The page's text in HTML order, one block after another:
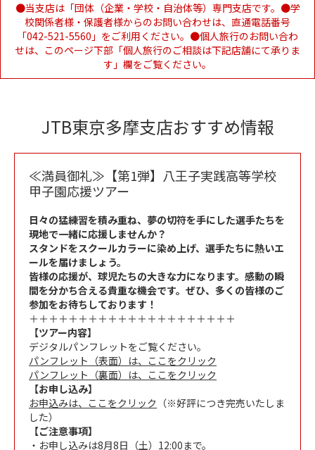
●当支店は「団体（企業・学校・自治体等）専門支店です。●学
校関係者様・保護者様からのお問い合わせは、直通電話番号
「042-521-5560」をご利用ください。●個人旅行のお問い合わ
せは、このページ下部「個人旅行のご相談は下記店舗にて承りま
す」欄をご覧ください。
JTB東京多摩支店おすすめ情報
≪満員御礼≫【第1弾】八王子実践高等学校
甲子園応援ツアー
日々の猛練習を積み重ね、夢の切符を手にした選手たちを
現地で一緒に応援しませんか？
スタンドをスクールカラーに染め上げ、選手たちに熱いエ
ールを届けましょう。
皆様の応援が、球児たちの大きな力になります。感動の瞬
間を分かち合える貴重な機会です。ぜひ、多くの皆様のご
参加をお待ちしております！
＋＋＋＋＋＋＋＋＋＋＋＋＋＋＋＋＋＋＋＋＋
【ツアー内容】
デジタルパンフレットをご覧ください。
パンフレット（表面）は、ここをクリック
パンフレット（裏面）は、ここをクリック
【お申し込み】
お申込みは、ここをクリック （※好評につき完売いたしま
した）
【ご注意事項】
・お申し込みは8月8日（土）12:00まで。